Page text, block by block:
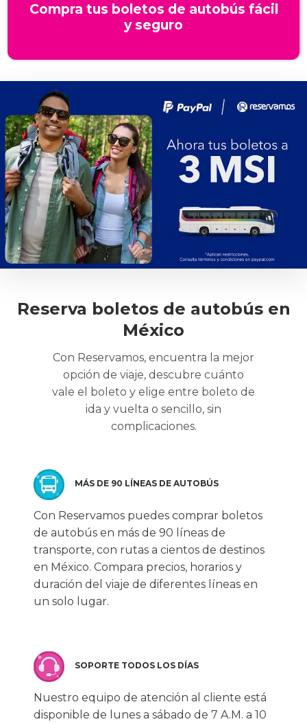
Compra tus boletos de autobús fácil
y seguro
Reserva boletos de autobús en
México
Con Reservamos, encuentra la mejor
opción de viaje, descubre cuánto
vale el boleto y elige entre boleto de
ida y vuelta o sencillo, sin
complicaciones.
MÁS DE 90 LÍNEAS DE AUTOBÚS
Con Reservamos puedes comprar boletos
de autobús en más de 90 líneas de
transporte, con rutas a cientos de destinos
en México. Compara precios, horarios y
duración del viaje de diferentes líneas en
un solo lugar.
SOPORTE TODOS LOS DÍAS
Nuestro equipo de atención al cliente está
disponible de lunes a sábado de 7 A.M. a 10